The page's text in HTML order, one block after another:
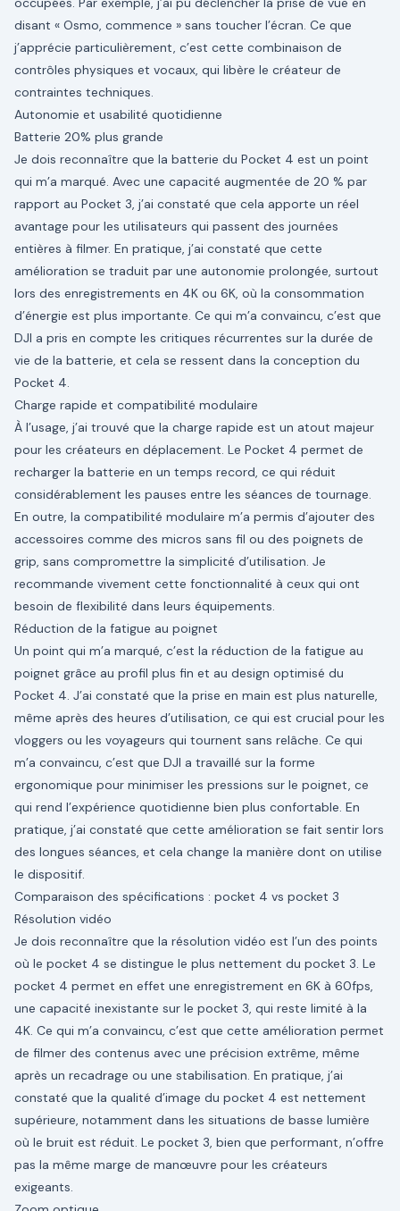
disant « Osmo, commence » sans toucher l’écran. Ce que
j’apprécie particulièrement, c’est cette combinaison de
contrôles physiques et vocaux, qui libère le créateur de
contraintes techniques.
Autonomie et usabilité quotidienne
Batterie 20% plus grande
Je dois reconnaître que la batterie du Pocket 4 est un point
qui m’a marqué. Avec une capacité augmentée de 20 % par
rapport au Pocket 3, j’ai constaté que cela apporte un réel
avantage pour les utilisateurs qui passent des journées
entières à filmer. En pratique, j’ai constaté que cette
amélioration se traduit par une autonomie prolongée, surtout
lors des enregistrements en 4K ou 6K, où la consommation
d’énergie est plus importante. Ce qui m’a convaincu, c’est que
DJI a pris en compte les critiques récurrentes sur la durée de
vie de la batterie, et cela se ressent dans la conception du
Pocket 4.
Charge rapide et compatibilité modulaire
À l’usage, j’ai trouvé que la charge rapide est un atout majeur
pour les créateurs en déplacement. Le Pocket 4 permet de
recharger la batterie en un temps record, ce qui réduit
considérablement les pauses entre les séances de tournage.
En outre, la compatibilité modulaire m’a permis d’ajouter des
accessoires comme des micros sans fil ou des poignets de
grip, sans compromettre la simplicité d’utilisation. Je
recommande vivement cette fonctionnalité à ceux qui ont
besoin de flexibilité dans leurs équipements.
Réduction de la fatigue au poignet
Un point qui m’a marqué, c’est la réduction de la fatigue au
poignet grâce au profil plus fin et au design optimisé du
Pocket 4. J’ai constaté que la prise en main est plus naturelle,
même après des heures d’utilisation, ce qui est crucial pour les
vloggers ou les voyageurs qui tournent sans relâche. Ce qui
m’a convaincu, c’est que DJI a travaillé sur la forme
ergonomique pour minimiser les pressions sur le poignet, ce
qui rend l’expérience quotidienne bien plus confortable. En
pratique, j’ai constaté que cette amélioration se fait sentir lors
des longues séances, et cela change la manière dont on utilise
le dispositif.
Comparaison des spécifications : pocket 4 vs pocket 3
Résolution vidéo
Je dois reconnaître que la résolution vidéo est l’un des points
où le pocket 4 se distingue le plus nettement du pocket 3. Le
pocket 4 permet en effet une enregistrement en 6K à 60fps,
une capacité inexistante sur le pocket 3, qui reste limité à la
4K. Ce qui m’a convaincu, c’est que cette amélioration permet
de filmer des contenus avec une précision extrême, même
après un recadrage ou une stabilisation. En pratique, j’ai
constaté que la qualité d’image du pocket 4 est nettement
supérieure, notamment dans les situations de basse lumière
où le bruit est réduit. Le pocket 3, bien que performant, n’offre
pas la même marge de manœuvre pour les créateurs
exigeants.